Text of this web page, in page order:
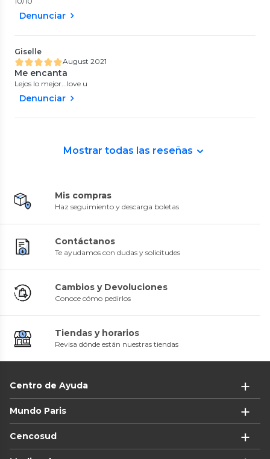
Denunciar
Giselle
August 2021
Me encanta
Lejos lo mejor...love u
Denunciar
Mostrar todas las reseñas
Mis compras
Haz seguimiento y descarga boletas
Contáctanos
Te ayudamos con dudas y solicitudes
Cambios y Devoluciones
Conoce cómo pedirlos
Tiendas y horarios
Revisa dónde están nuestras tiendas
Centro de Ayuda
Mundo Paris
Cencosud